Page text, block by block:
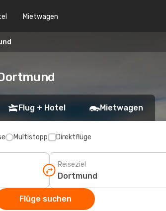
Mietwagen
Flug + Hotel Mietwagen
Multistopp Direktflüge
Reiseziel
Flüge suchen